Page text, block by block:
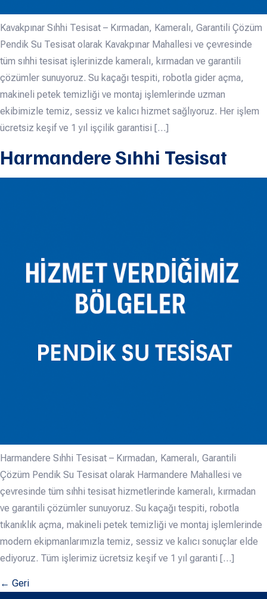
Kavakpınar Sıhhi Tesisat – Kırmadan, Kameralı, Garantili Çözüm
Pendik Su Tesisat olarak Kavakpınar Mahallesi ve çevresinde
tüm sıhhi tesisat işlerinizde kameralı, kırmadan ve garantili
çözümler sunuyoruz. Su kaçağı tespiti, robotla gider açma,
makineli petek temizliği ve montaj işlemlerinde uzman
ekibimizle temiz, sessiz ve kalıcı hizmet sağlıyoruz. Her işlem
ücretsiz keşif ve 1 yıl işçilik garantisi […]
Harmandere Sıhhi Tesisat
Harmandere Sıhhi Tesisat – Kırmadan, Kameralı, Garantili
Çözüm Pendik Su Tesisat olarak Harmandere Mahallesi ve
çevresinde tüm sıhhi tesisat hizmetlerinde kameralı, kırmadan
ve garantili çözümler sunuyoruz. Su kaçağı tespiti, robotla
tıkanıklık açma, makineli petek temizliği ve montaj işlemlerinde
modern ekipmanlarımızla temiz, sessiz ve kalıcı sonuçlar elde
ediyoruz. Tüm işlerimiz ücretsiz keşif ve 1 yıl garanti […]
← Geri